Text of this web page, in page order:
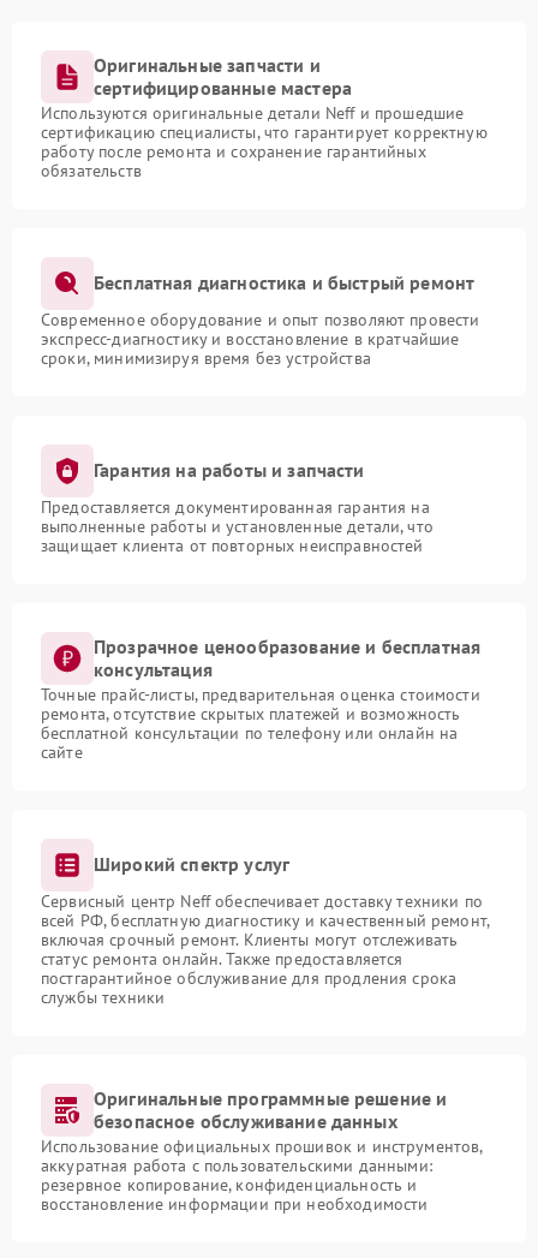
Оригинальные запчасти и
сертифицированные мастера
Используются оригинальные детали Neff и прошедшие
сертификацию специалисты, что гарантирует корректную
работу после ремонта и сохранение гарантийных
обязательств
Бесплатная диагностика и быстрый ремонт
Современное оборудование и опыт позволяют провести
экспресс-диагностику и восстановление в кратчайшие
сроки, минимизируя время без устройства
Гарантия на работы и запчасти
Предоставляется документированная гарантия на
выполненные работы и установленные детали, что
защищает клиента от повторных неисправностей
Прозрачное ценообразование и бесплатная
консультация
Точные прайс-листы, предварительная оценка стоимости
ремонта, отсутствие скрытых платежей и возможность
бесплатной консультации по телефону или онлайн на
сайте
Широкий спектр услуг
Сервисный центр Neff обеспечивает доставку техники по
всей РФ, бесплатную диагностику и качественный ремонт,
включая срочный ремонт. Клиенты могут отслеживать
статус ремонта онлайн. Также предоставляется
постгарантийное обслуживание для продления срока
службы техники
Оригинальные программные решение и
безопасное обслуживание данных
Использование официальных прошивок и инструментов,
аккуратная работа с пользовательскими данными:
резервное копирование, конфиденциальность и
восстановление информации при необходимости